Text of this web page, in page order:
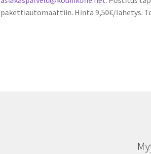
pakettiautomaattiin. Hinta 9,50€/lähetys.